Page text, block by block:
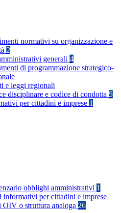
normativi su organizzazione e
2
generali 4
di programmazione strategico-
e leggi regionali
disciplinare e codice di condotta 5
per cittadini e imprese 1
obblighi amministrativi 1
informativi per cittadini e imprese
OIV o struttura analoga 26